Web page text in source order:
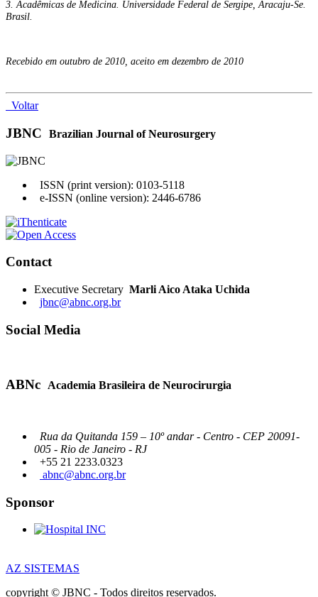
3. Acadêmicas de Medicina. Universidade Federal de Sergipe, Aracaju-Se.
Brasil.
Recebido em outubro de 2010, aceito em dezembro de 2010
Voltar
JBNC Brazilian Journal of Neurosurgery
ISSN (print version): 0103-5118
e-ISSN (online version): 2446-6786
Contact
Executive Secretary Marli Aico Ataka Uchida
jbnc@abnc.org.br
Social Media
ABNc Academia Brasileira de Neurocirurgia
Rua da Quitanda 159 – 10º andar - Centro - CEP 20091-
005 - Rio de Janeiro - RJ
+55 21 2233.0323
abnc@abnc.org.br
Sponsor
AZ SISTEMAS
copyright © JBNC - Todos direitos reservados.